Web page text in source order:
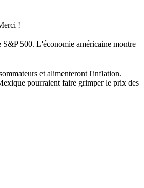
!
S&P 500. L'économie américaine montre
et alimenteront l'inflation.
pourraient faire grimper le prix des